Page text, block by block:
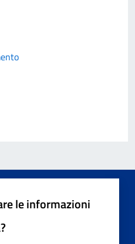
le informazioni